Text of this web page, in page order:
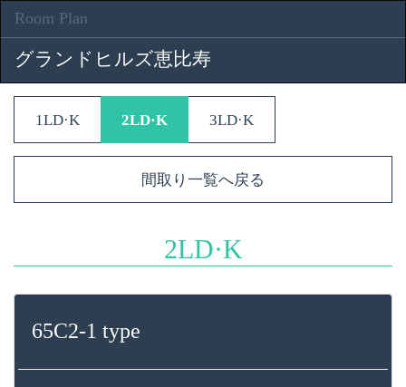
Room Plan
グランドヒルズ恵比寿
1LD·K 2LD·K 3LD·K
間取り一覧へ戻る
2LD·K
65C2-1 type